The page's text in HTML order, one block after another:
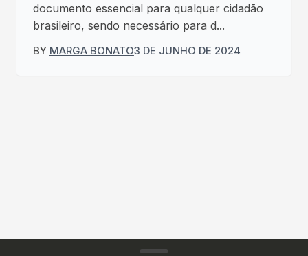
documento essencial para qualquer cidadão
brasileiro, sendo necessário para d...
BY MARGA BONATO3 DE JUNHO DE 2024